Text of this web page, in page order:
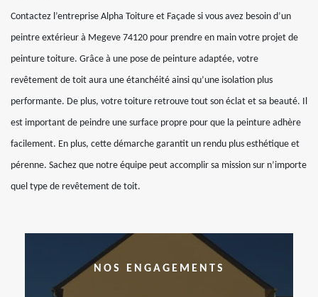
Contactez l’entreprise Alpha Toiture et Façade si vous avez besoin d’un
peintre extérieur à Megeve 74120 pour prendre en main votre projet de
peinture toiture. Grâce à une pose de peinture adaptée, votre
revêtement de toit aura une étanchéité ainsi qu’une isolation plus
performante. De plus, votre toiture retrouve tout son éclat et sa beauté. Il
est important de peindre une surface propre pour que la peinture adhère
facilement. En plus, cette démarche garantit un rendu plus esthétique et
pérenne. Sachez que notre équipe peut accomplir sa mission sur n’importe
quel type de revêtement de toit.
NOS ENGAGEMENTS